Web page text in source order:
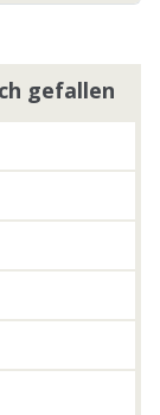
gefallen